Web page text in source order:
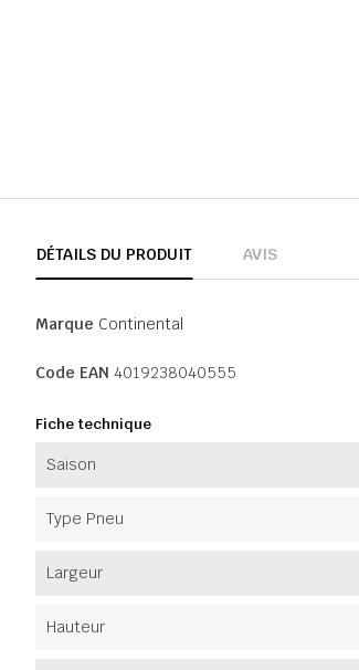
DÉTAILS DU PRODUIT AVIS
Marque Continental
Code EAN 4019238040555
Fiche technique
Saison
Type Pneu
Largeur
Hauteur